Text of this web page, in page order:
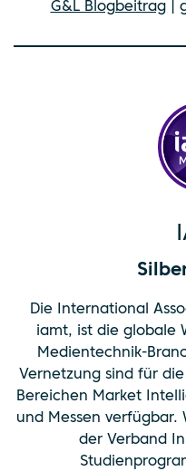
G&L Blogbeitrag|
Die International
iamt, ist die globale
Medientechnik-
Vernetzung sind für
Bereichen Market
und Messen verfügbar.
der Verband